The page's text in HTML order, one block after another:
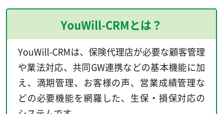
YouWill-CRMとは？
YouWill-CRMは、保険代理店が必要な顧客管理
や業法対応、共同GW連携などの基本機能に加
え、満期管理、お客様の声、営業成績管理な
どの必要機能を網羅した、生保・損保対応の